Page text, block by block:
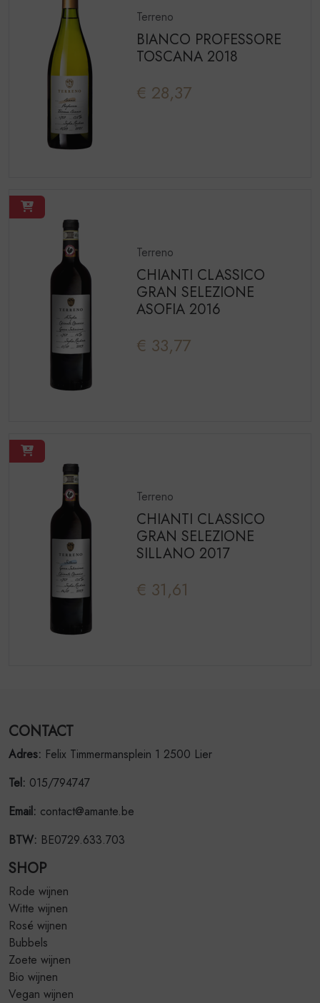
Terreno
BIANCO PROFESSORE
TOSCANA 2018
€ 28,37
Terreno
CHIANTI CLASSICO
GRAN SELEZIONE
ASOFIA 2016
€ 33,77
Terreno
CHIANTI CLASSICO
GRAN SELEZIONE
SILLANO 2017
€ 31,61
CONTACT
Adres: Felix Timmermansplein 1 2500 Lier
Tel: 015/794747
Email: contact@amante.be
BTW: BE0729.633.703
SHOP
Rode wijnen
Witte wijnen
Rosé wijnen
Bubbels
Zoete wijnen
Bio wijnen
Vegan wijnen